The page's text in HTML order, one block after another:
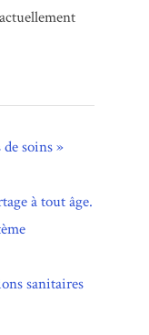
soins »
à tout âge.
sanitaires